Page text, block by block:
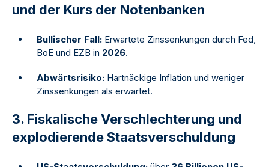
und der Kurs der Notenbanken
Bullischer Fall: Erwartete Zinssenkungen durch Fed,
BoE und EZB in 2026.
Abwärtsrisiko: Hartnäckige Inflation und weniger
Zinssenkungen als erwartet.
3. Fiskalische Verschlechterung und
explodierende Staatsverschuldung